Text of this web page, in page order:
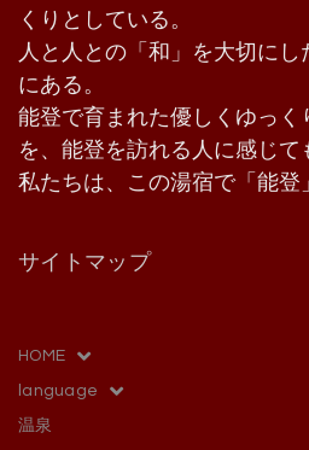
くりとしている。
人と人との「和」を大切にし
にある。
能登で育まれた優しくゆっく
を、能登を訪れる人に感じて
私たちは、この湯宿で「能登
サイトマップ
HOME
language
温泉